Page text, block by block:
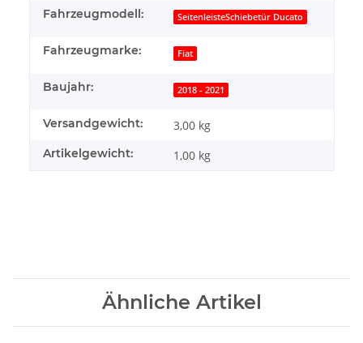
Fahrzeugmodell: SeitenleisteSchiebetür Ducato
Fahrzeugmarke: Fiat
Baujahr: 2018 - 2021
Versandgewicht: 3,00 kg
Artikelgewicht: 1,00 kg
Ähnliche Artikel